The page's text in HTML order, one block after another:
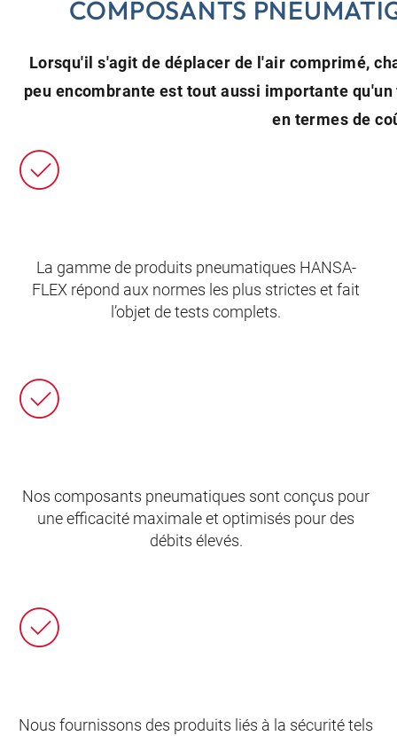
COMPOSANTS
Lorsqu'il s'agit de déplacer de l'air comprimé,
peu encombrante est tout aussi importante
en termes de
La gamme de produits pneumatiques HANSA-
FLEX répond aux normes les plus strictes et fait
l’objet de tests complets.
Nos composants pneumatiques sont conçus pour
une efficacité maximale et optimisés pour des
débits élevés.
Nous fournissons des produits liés à la sécurité tels